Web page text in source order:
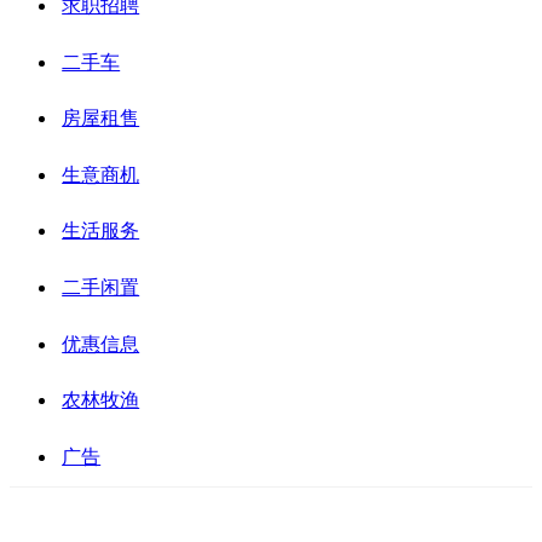
求职招聘
二手车
房屋租售
生意商机
生活服务
二手闲置
优惠信息
农林牧渔
广告